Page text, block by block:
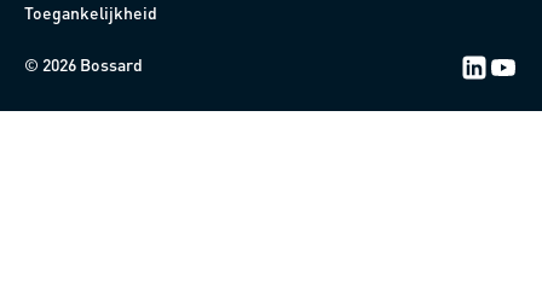
Toegankelijkheid
© 2026 Bossard